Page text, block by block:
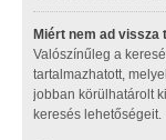
Miért nem ad vissza
Valószínűleg a
tartalmazhatott,
jobban körülhatárolt
keresés lehetőségeit.